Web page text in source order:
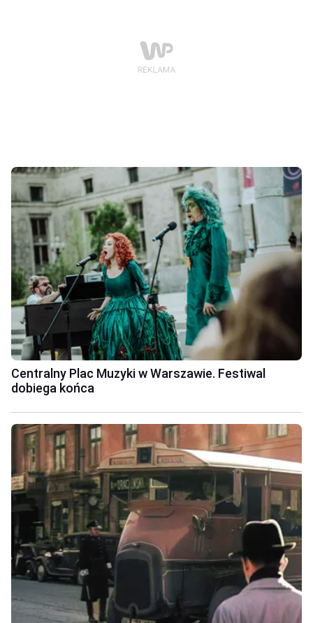
Centralny Plac Muzyki w Warszawie. Festiwal
dobiega końca